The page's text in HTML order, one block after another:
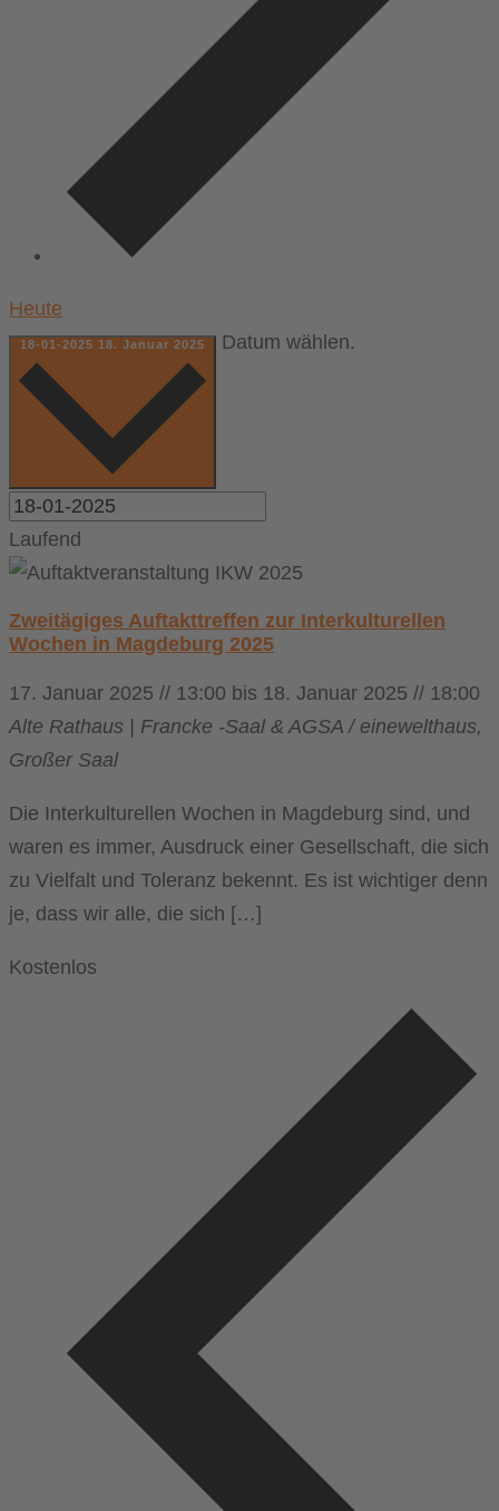
Heute
18-01-2025 18. Januar 2025 Datum wählen.
Laufend
Zweitägiges Auftakttreffen zur Interkulturellen
Wochen in Magdeburg 2025
17. Januar 2025 // 13:00 bis 18. Januar 2025 // 18:00
Alte Rathaus | Francke -Saal & AGSA / einewelthaus,
Großer Saal
Die Interkulturellen Wochen in Magdeburg sind, und
waren es immer, Ausdruck einer Gesellschaft, die sich
zu Vielfalt und Toleranz bekennt. Es ist wichtiger denn
je, dass wir alle, die sich […]
Kostenlos